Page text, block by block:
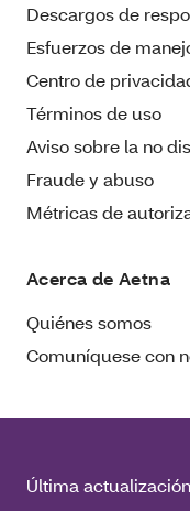
Descargos de
Esfuerzos de
Centro de
Términos de uso
Aviso sobre la no
Fraude y abuso
Métricas de
Acerca de Aetna
Quiénes somos
Comuníquese con
Última